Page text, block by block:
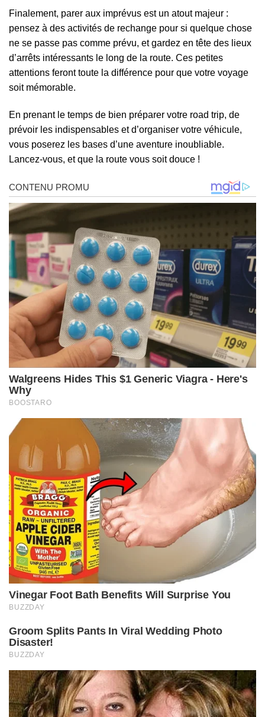
Finalement, parer aux imprévus est un atout majeur :
pensez à des activités de rechange pour si quelque chose
ne se passe pas comme prévu, et gardez en tête des lieux
d’arrêts intéressants le long de la route. Ces petites
attentions feront toute la différence pour que votre voyage
soit mémorable.
En prenant le temps de bien préparer votre road trip, de
prévoir les indispensables et d’organiser votre véhicule,
vous poserez les bases d’une aventure inoubliable.
Lancez-vous, et que la route vous soit douce !